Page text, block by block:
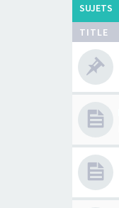
SUJETS
TITLE